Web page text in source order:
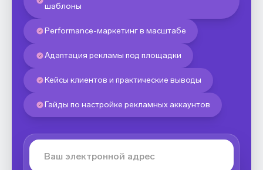
шаблоны
Performance-маркетинг в масштабе
Адаптация рекламы под площадки
Кейсы клиентов и практические выводы
Гайды по настройке рекламных аккаунтов